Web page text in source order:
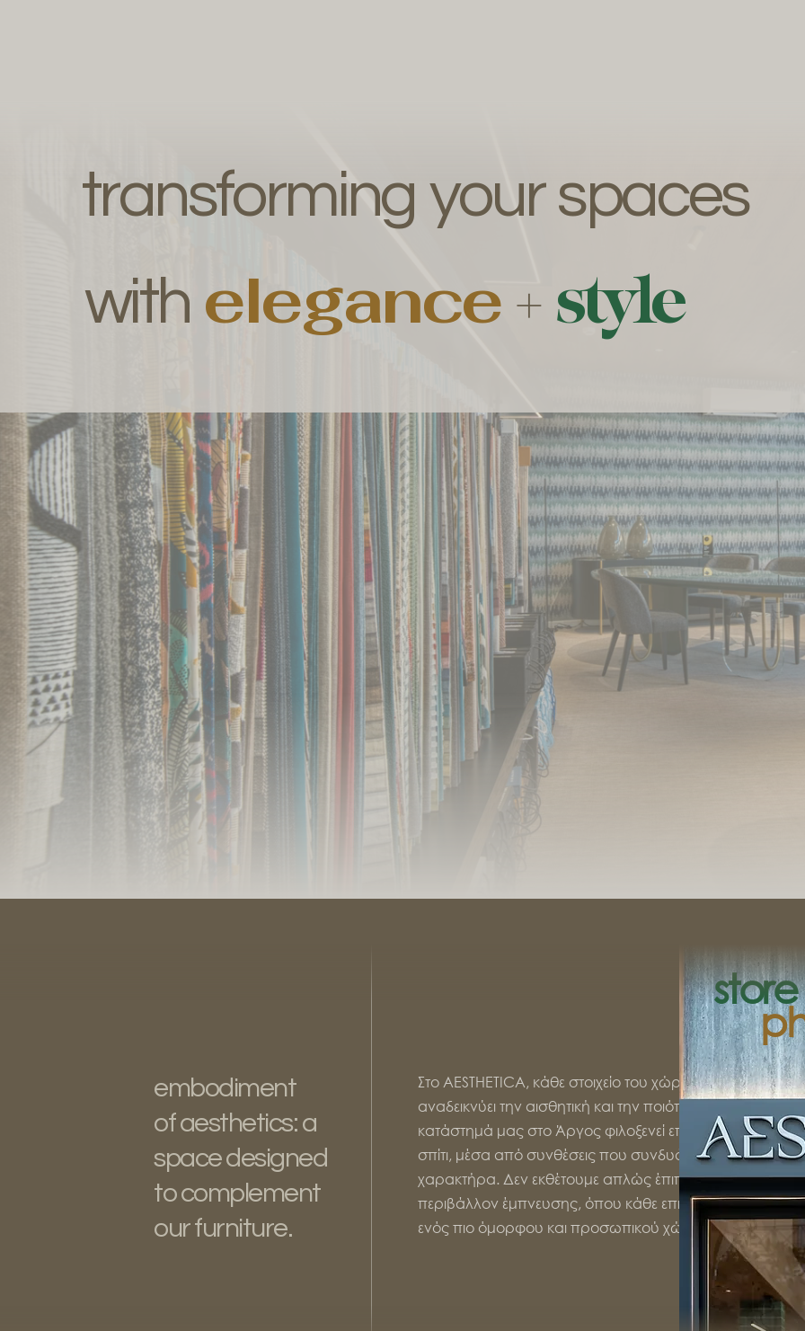
transforming your spaces
with elegance + style
embodiment
of aesthetics: a
space designed
to complement
our furniture.
Στο AESTHETICA, κάθε στοιχείο του χώρου έχει
αναδεικνύει την αισθητική και την ποιότητα των επίπλων
κατάστημά μας στο Άργος φιλοξενεί επιλεγμένες
σπίτι, μέσα από συνθέσεις που συνδυάζουν κομψότητα,
χαρακτήρα. Δεν εκθέτουμε απλώς έπιπλα, αλλά
περιβάλλον έμπνευσης, όπου κάθε επιλογή μπορεί να
ενός πιο όμορφου και προσωπικού χώρου.
store